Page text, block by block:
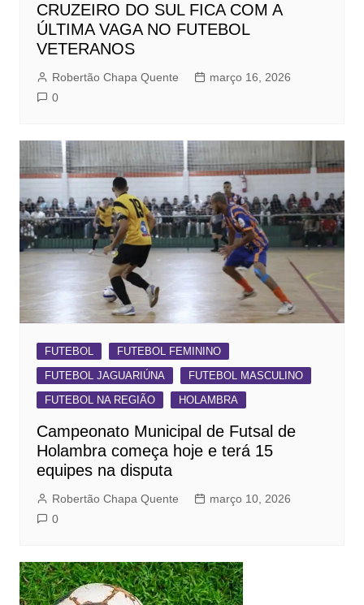
CRUZEIRO DO SUL FICA COM A
ÚLTIMA VAGA NO FUTEBOL
VETERANOS
Robertão Chapa Quente
março 16, 2026
0
FUTEBOL
FUTEBOL FEMININO
FUTEBOL JAGUARIÚNA
FUTEBOL MASCULINO
FUTEBOL NA REGIÃO
HOLAMBRA
Campeonato Municipal de Futsal de
Holambra começa hoje e terá 15
equipes na disputa
Robertão Chapa Quente
março 10, 2026
0